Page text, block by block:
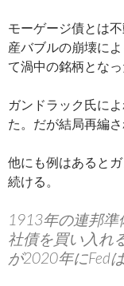
モーゲージ債とは
産バブルの崩壊に
て渦中の銘柄となっ
ガンドラック氏に
た。だが結局再編さ
他にも例はあると
続ける。
1913年の連邦準
社債を買い入れ
が2020年にFed